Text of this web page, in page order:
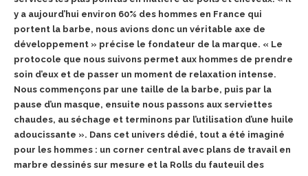
y a aujourd’hui environ 60% des hommes en France qui
portent la barbe, nous avions donc un véritable axe de
développement » précise le fondateur de la marque. « Le
protocole que nous suivons permet aux hommes de prendre
soin d’eux et de passer un moment de relaxation intense.
Nous commençons par une taille de la barbe, puis par la
pause d’un masque, ensuite nous passons aux serviettes
chaudes, au séchage et terminons par l’utilisation d’une huile
adoucissante ». Dans cet univers dédié, tout a été imaginé
pour les hommes : un corner central avec plans de travail en
marbre dessinés sur mesure et la Rolls du fauteuil des